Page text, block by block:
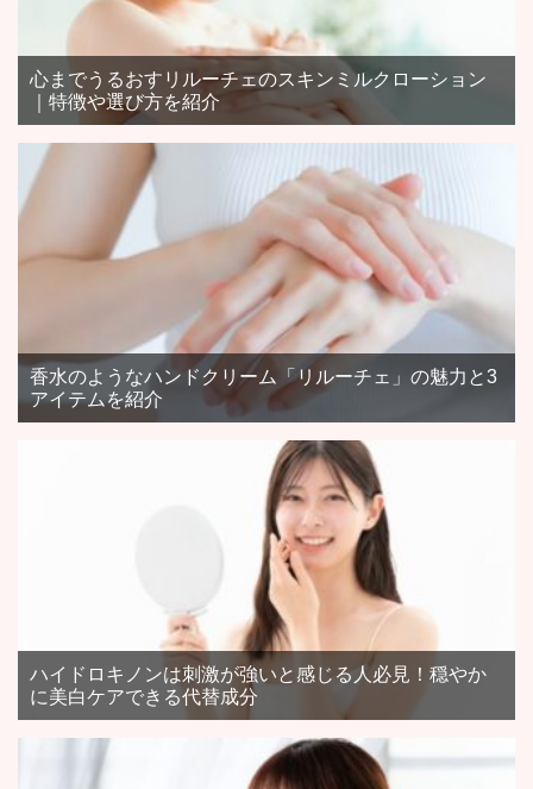
心までうるおすリルーチェのスキンミルクローション
｜特徴や選び方を紹介
香水のようなハンドクリーム「リルーチェ」の魅力と3
アイテムを紹介
ハイドロキノンは刺激が強いと感じる人必見！穏やか
に美白ケアできる代替成分